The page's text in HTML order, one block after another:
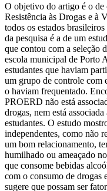
O objetivo do artigo é o de
Resistência às Drogas e à
todos os estados
da pesquisa é a de um
que contou com a seleção
escola municipal de Porto
estudantes que haviam
um grupo de controle com
o haviam frequentado.
PROERD não está
drogas, nem está
estudantes. O estudo
independentes, como não
um bom relacionamento,
humilhado ou ameaçado
que consome bebidas
com o consumo de drogas
sugere que possam ser